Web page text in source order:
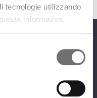
tecnologie utilizzando
informativa,